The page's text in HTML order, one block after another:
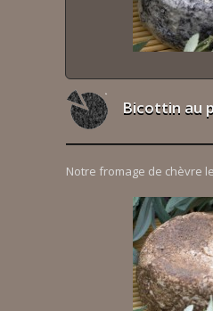
Bicottin au
Notre fromage de chèvre